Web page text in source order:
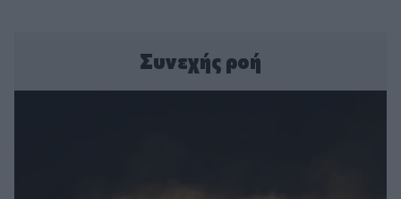
Συνεχής ροή